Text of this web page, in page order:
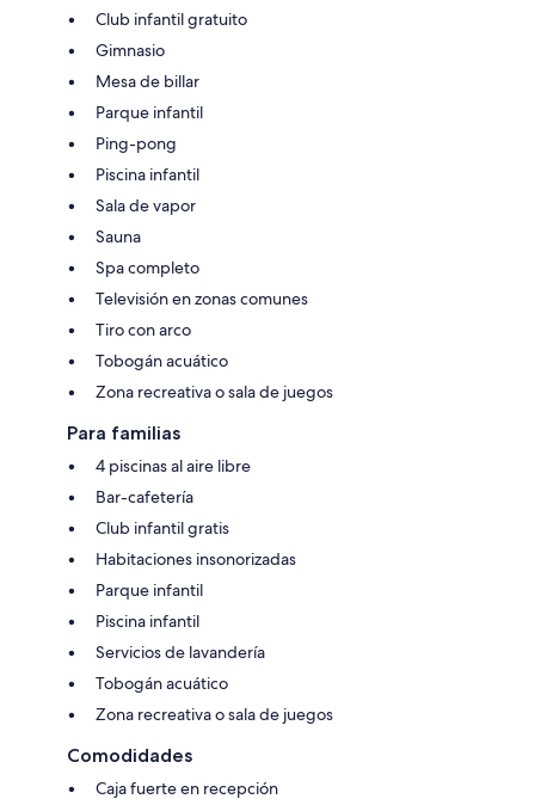
Club infantil gratuito
Gimnasio
Mesa de billar
Parque infantil
Ping-pong
Piscina infantil
Sala de vapor
Sauna
Spa completo
Televisión en zonas comunes
Tiro con arco
Tobogán acuático
Zona recreativa o sala de juegos
Para familias
4 piscinas al aire libre
Bar-cafetería
Club infantil gratis
Habitaciones insonorizadas
Parque infantil
Piscina infantil
Servicios de lavandería
Tobogán acuático
Zona recreativa o sala de juegos
Comodidades
Caja fuerte en recepción